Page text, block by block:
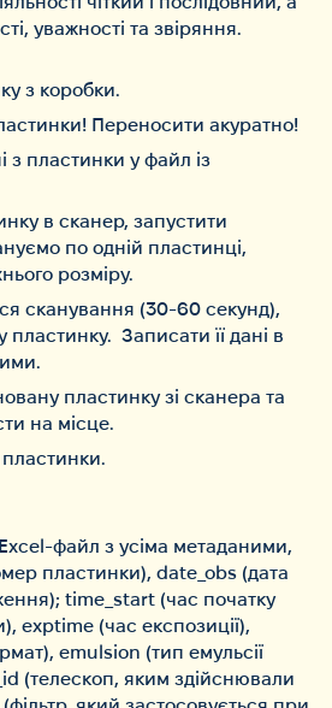
уважності та звіряння.
з коробки.
Переносити акуратно!
з пластинки у файл із
в сканер, запустити
по одній пластинці,
розміру.
сканування (30-60 секунд),
пластинку. Записати її дані в
пластинку зі сканера та
на місце.
файл з усіма метаданими,
пластинки), date_obs (дата
time_start (час початку
exptime (час експозиції),
emulsion (тип емульсії
(телескоп, яким здійснювали